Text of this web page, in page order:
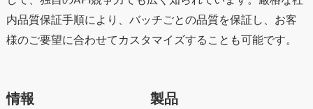
内品質保証手順により、バッチごとの品質を保証し、お客
様のご要望に合わせてカスタマイズすることも可能です。
情報 製品